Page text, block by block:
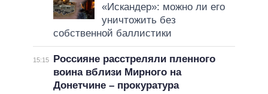
«Искандер»: можно ли его
уничтожить без
собственной баллистики
15:15
Россияне расстреляли пленного
воина вблизи Мирного на
Донетчине – прокуратура